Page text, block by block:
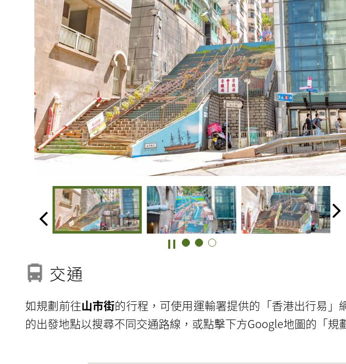
交通
如規劃前往山市街的行程，可使用運輸署提供的「香港出行易
的出發地點以搜尋不同交通路線，或點擊下方Google地圖的「規